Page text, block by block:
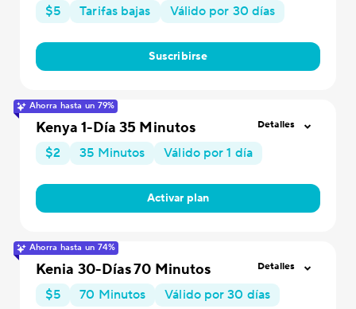
$5 Tarifas bajas Válido por 30 días
Suscribirse
Ahorra hasta un 79%
Kenya 1-Día 35 Minutos
$2 35 Minutos Válido por 1 día
Activar plan
Detalles
Ahorra hasta un 74%
Kenia 30-Días 70 Minutos
$5 70 Minutos Válido por 30 días
Detalles